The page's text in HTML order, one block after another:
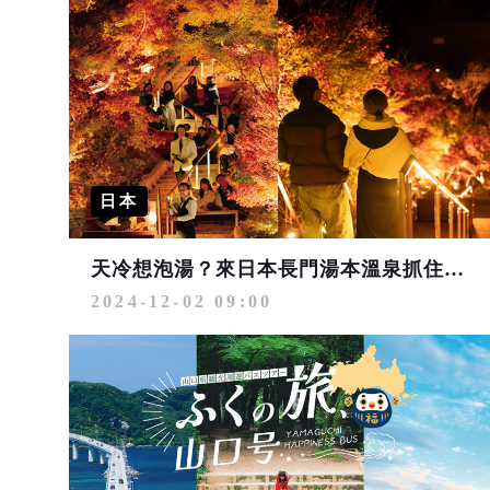
日本
天冷想泡湯？來日本長門湯本溫泉抓住楓紅的尾巴！
2024-12-02 09:00